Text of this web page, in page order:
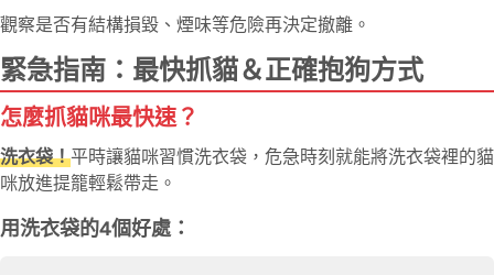
觀察是否有結構損毀、煙味等危險再決定撤離。
緊急指南：最快抓貓＆正確抱狗方式
怎麼抓貓咪最快速？
洗衣袋！平時讓貓咪習慣洗衣袋，危急時刻就能將洗衣袋裡的貓
咪放進提籠輕鬆帶走。
用洗衣袋的4個好處：